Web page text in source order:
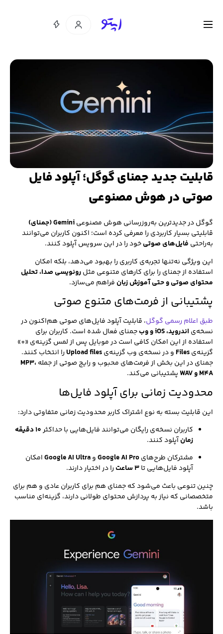
قابلیت جدید جمنای گوگل؛ آپلود فایل
صوتی در هوش مصنوعی
گوگل در جدیدترین به‌روزرسانی هوش مصنوعیGemini (جمنای)
قابلیتی بسیار کاربردی را معرفی کرده است؛ اکنون کاربران می‌توانند
به‌راحتی فایل‌های صوتیخود را در این سرویس آپلود کنند.
این ویژگی نه‌تنها تجربه‌ی کاربری را بهبود می‌دهد، بلکه امکان
استفاده از جمنای را برای کارهای متنوعی مثلرونویسی صدا، تحلیل
محتوای صوتی و حتی آموزش زبان فراهم می‌سازد.
پشتیبانی از فرمت‌های متنوع صوتی
طبق اعلام رسمی گوگل، قابلیت آپلود فایل‌های صوتی هم‌اکنون در
نسخه‌ی اندروید، iOS و وب
جمنای فعال شده است. کاربران برای
استفاده از این امکان کافی است در موبایل پس از لمس گزینه‌ی «+»
گزینه‌یFilesو در نسخه‌ی وب گزینه‌یUpload filesرا انتخاب کنند.
جمنای در این بخش از فرمت‌های محبوب و رایج صوتی از جمله MP3،
M4A و WAV
پشتیبانی می‌کند.
محدودیت زمانی برای آپلود فایل‌ها
این قابلیت بسته به نوع اشتراک کاربر محدودیت زمانی متفاوتی دارد:
کاربران نسخه‌ی رایگان می‌توانند فایل‌هایی با حداکثر
۱۰ دقیقه
زمانآپلود کنند.
مشترکان طرح‌هایGoogle AI ProوGoogle AI Ultraامکان
آپلود فایل‌هایی تا۳ ساعت
را در اختیار دارند.
چنین تنوعی باعث می‌شود که جمنای هم برای کاربران عادی و هم برای
متخصصانی که نیاز به پردازش محتوای طولانی دارند، گزینه‌ای مناسب
باشد.